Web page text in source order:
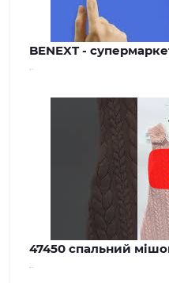
BENEXT -
47450 спальний